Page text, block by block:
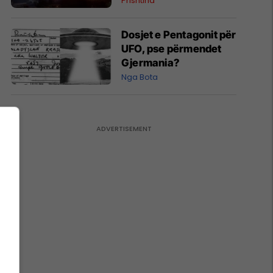
Dosjet e Pentagonit për
UFO, pse përmendet
Gjermania?
Nga Bota